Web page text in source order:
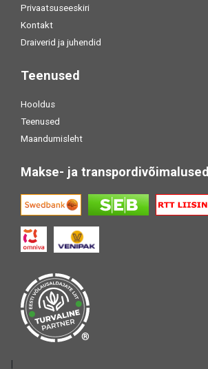
Privaatsuseeskiri
Kontakt
Draiverid ja juhendid
Teenused
Hooldus
Teenused
Maandumisleht
Makse- ja transpordivõimalused
®
|